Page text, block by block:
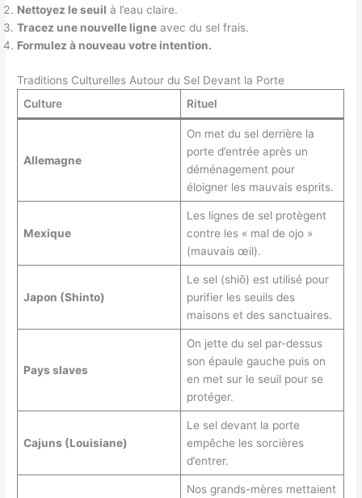
Nettoyez le seuil à l’eau claire.
Tracez une nouvelle ligne avec du sel frais.
Formulez à nouveau votre intention.
Traditions Culturelles Autour du Sel Devant la Porte
Culture
Rituel
Allemagne
On met du sel derrière la
porte d’entrée après un
déménagement pour
éloigner les mauvais esprits.
Mexique
Les lignes de sel protègent
contre les « mal de ojo »
(mauvais œil).
Japon (Shinto)
Le sel (shiō) est utilisé pour
purifier les seuils des
maisons et des sanctuaires.
Pays slaves
On jette du sel par-dessus
son épaule gauche puis on
en met sur le seuil pour se
protéger.
Cajuns (Louisiane)
Le sel devant la porte
empêche les sorcières
d’entrer.
Nos grands-mères mettaient